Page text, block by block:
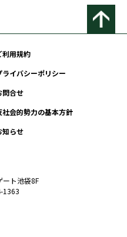
利用規約
ライバシーポリシー
問合せ
社会的勢力の基本方針
知らせ
ート池袋8F
1363